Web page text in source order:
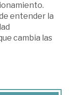
entender la
cambia las